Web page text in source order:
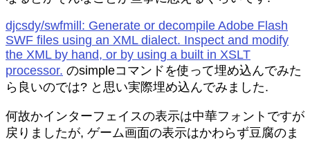
djcsdy/swfmill: Generate or decompile Adobe Flash
SWF files using an XML dialect. Inspect and modify
the XML by hand, or by using a built in XSLT
processor. のsimpleコマンドを使って埋め込んでみた
ら良いのでは? と思い実際埋め込んでみました.
何故かインターフェイスの表示は中華フォントですが
戻りましたが, ゲーム画面の表示はかわらず豆腐のま